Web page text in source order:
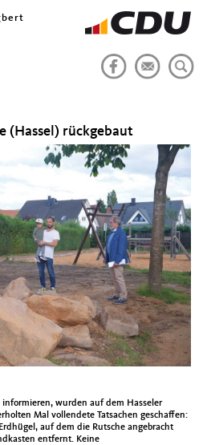
(Hassel) rückgebaut
wurden auf dem Hasseler
Mal vollendete Tatsachen geschaffen:
auf dem die Rutsche angebracht
entfernt. Keine